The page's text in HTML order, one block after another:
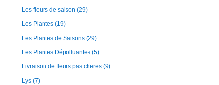
Les fleurs de saison (29)
Les Plantes (19)
Les Plantes de Saisons (29)
Les Plantes Dépolluantes (5)
Livraison de fleurs pas cheres (9)
Lys (7)